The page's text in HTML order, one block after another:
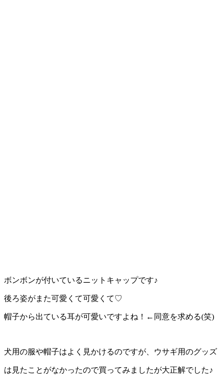
ボンボンが付いているニットキャップです♪
後ろ姿がまた可愛くて可愛くて♡
帽子から出ている耳が可愛いですよね！←同意を求める(笑)
犬用の服や帽子はよく見かけるのですが、ウサギ用のグッズ
は見たことがなかったので買ってみましたが大正解でした♪